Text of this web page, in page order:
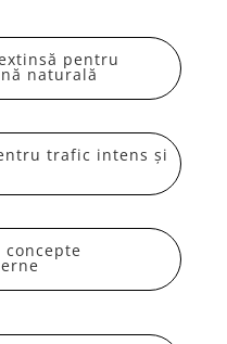
pentru
naturală
trafic intens și